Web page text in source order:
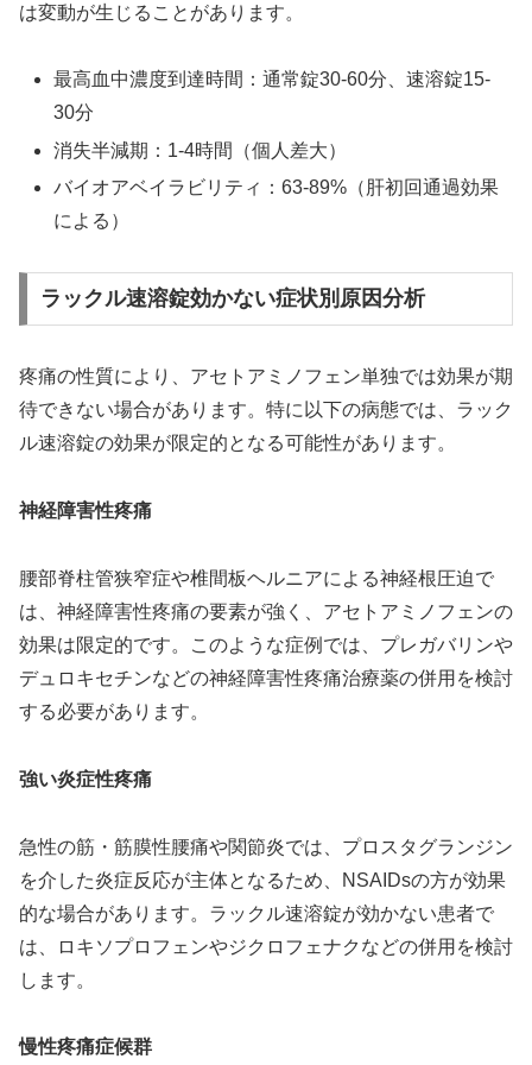
は変動が生じることがあります。
最高血中濃度到達時間：通常錠30-60分、速溶錠15-
30分
消失半減期：1-4時間（個人差大）
バイオアベイラビリティ：63-89%（肝初回通過効果
による）
ラックル速溶錠効かない症状別原因分析
疼痛の性質により、アセトアミノフェン単独では効果が期
待できない場合があります。特に以下の病態では、ラック
ル速溶錠の効果が限定的となる可能性があります。
神経障害性疼痛
腰部脊柱管狭窄症や椎間板ヘルニアによる神経根圧迫で
は、神経障害性疼痛の要素が強く、アセトアミノフェンの
効果は限定的です。このような症例では、プレガバリンや
デュロキセチンなどの神経障害性疼痛治療薬の併用を検討
する必要があります。
強い炎症性疼痛
急性の筋・筋膜性腰痛や関節炎では、プロスタグランジン
を介した炎症反応が主体となるため、NSAIDsの方が効果
的な場合があります。ラックル速溶錠が効かない患者で
は、ロキソプロフェンやジクロフェナクなどの併用を検討
します。
慢性疼痛症候群